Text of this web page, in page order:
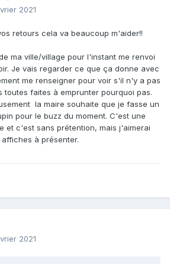
2021
retours cela va beaucoup m'aider!!
ma ville/village pour l'instant me renvoi
Je vais regarder ce que ça donne avec
me renseigner pour voir s'il n'y a pas
toutes faites à emprunter pourquoi pas.
la maire souhaite que je fasse un
pour le buzz du moment. C'est une
et c'est sans prétention, mais j'aimerai
à présenter.
2021